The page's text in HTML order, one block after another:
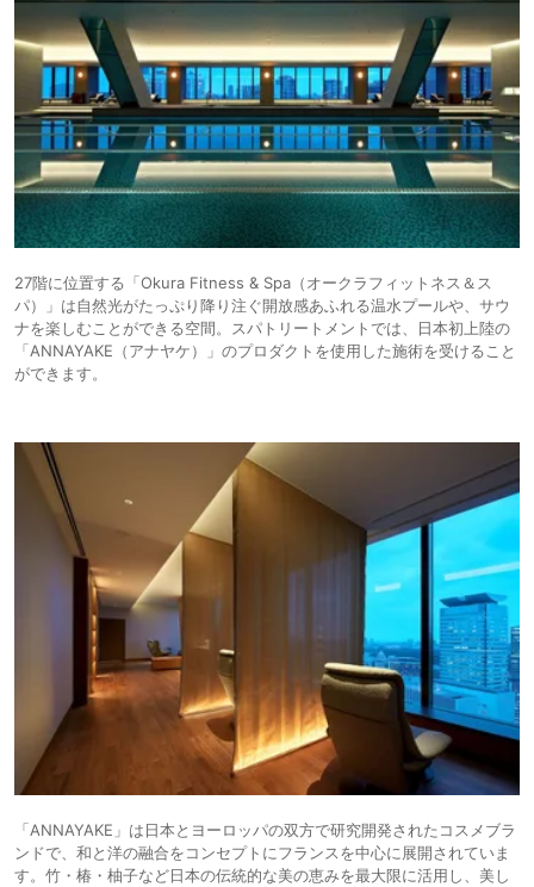
27階に位置する「Okura Fitness & Spa（オークラフィットネス＆ス
パ）」は自然光がたっぷり降り注ぐ開放感あふれる温水プールや、サウ
ナを楽しむことができる空間。スパトリートメントでは、日本初上陸の
「ANNAYAKE（アナヤケ）」のプロダクトを使用した施術を受けること
ができます。
「ANNAYAKE」は日本とヨーロッパの双方で研究開発されたコスメブラ
ンドで、和と洋の融合をコンセプトにフランスを中心に展開されていま
す。竹・椿・柚子など日本の伝統的な美の恵みを最大限に活用し、美し